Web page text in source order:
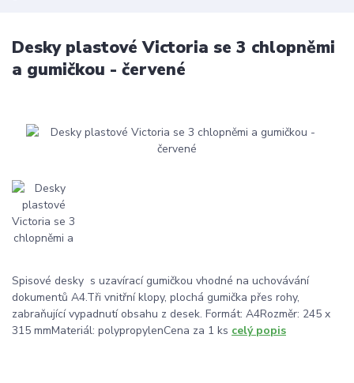
Desky plastové Victoria se 3 chlopněmi
a gumičkou - červené
Spisové desky s uzavírací gumičkou vhodné na uchovávání
dokumentů A4.Tři vnitřní klopy, plochá gumička přes rohy,
zabraňující vypadnutí obsahu z desek. Formát: A4Rozměr: 245 x
315 mmMateriál: polypropylenCena za 1 ks celý popis